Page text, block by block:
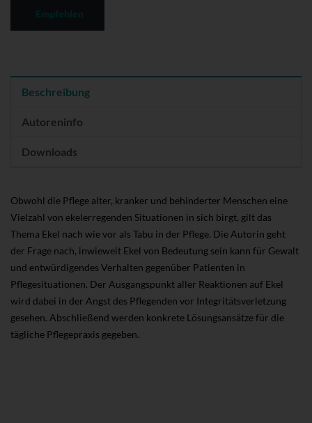
Beschreibung
Autoreninfo
Downloads
Obwohl die Pflege alter, kranker und behinderter Menschen eine
Vielzahl von ekelerregenden Situationen in sich birgt, gilt das
Thema Ekel nach wie vor als Tabu in der Pflege. Die Autorin geht
der Frage nach, inwieweit Ekel von Bedeutung sein kann für Gewalt
und entwürdigendes Verhalten gegenüber Patienten in
Pflegesituationen. Der Ausgangspunkt aller Reaktionen auf Ekel
wird dabei in der Angst des Pflegenden vor Integritätsverletzung
gesehen. Abschließend werden konkrete Lösungsansätze für die
tägliche Pflegepraxis gegeben.